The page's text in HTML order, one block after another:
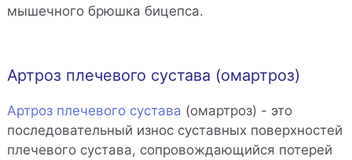
мышечного брюшка бицепса.
Артроз плечевого сустава (омартроз)
Артроз плечевого сустава (омартроз) - это
последовательный износ суставных поверхностей
плечевого сустава, сопровождающийся потерей